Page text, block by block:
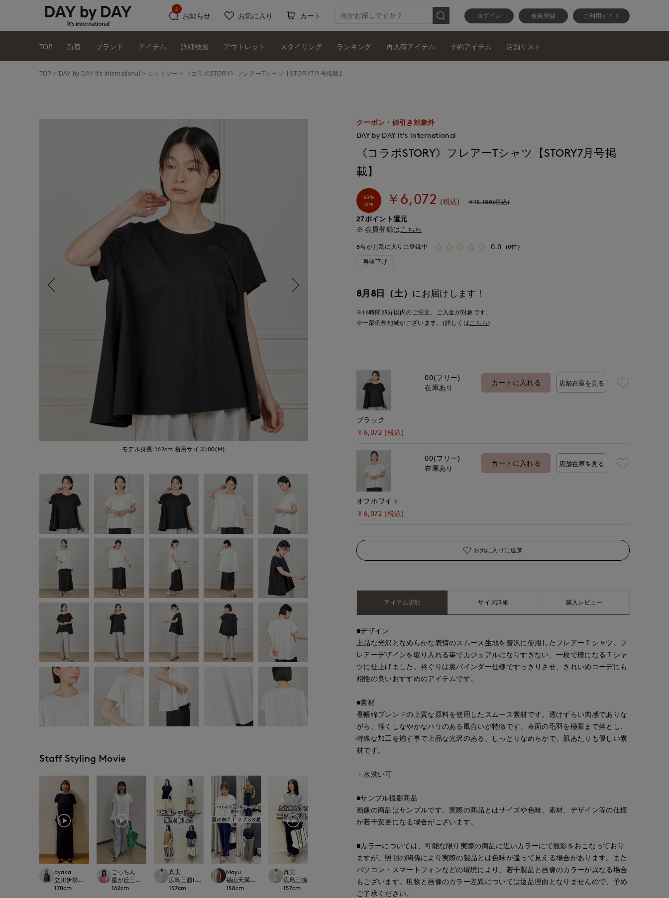
ログイン 会員登録 ご利用ガイド
お知らせ
2
お気に入り カート
TOP 新着 ブランド アイテム 詳細検索 アウトレット スタイリング ランキング 再入荷アイテム 予約アイテム 店舗リスト
TOP DAY by DAY It's international カットソー 《コラボSTORY》フレアーTシャツ【STORY7月号掲載】
モデル身長:162cm 着用サイズ:00(M)
Staff Styling Movie
ayaka
立川伊勢丹I.T.'S.international
170cm
ごっちん
星が丘三越I.T.'S.international
162cm
真実
広島三越I.T.'S.international
157cm
Mayu
福山天満屋店INED/7-IDconcept./Maglie
158cm
真実
広島三越I.T.'S.international
157cm
新潟伊勢丹7-IDconcept.
真実
広島三越I.T.'S.international
chigu
たまプラーザ東急I.T.'S.international
ayaka
立川伊勢丹I.T.'S.international
クーポン・値引き対象外
DAY by DAY It's international
《コラボSTORY》フレアーTシャツ【STORY7月号掲
載】
60%
OFF
￥6,072 (税込) ￥15,180(税込)
27ポイント還元
会員登録はこちら
8名がお気に入りに登録中 0.0
(0件)
再値下げ
8月8日（土） にお届けします！
※16時間23分以内のご注文、ご入金が対象です。
※一部例外地域がございます。(詳しくは こちら )
ブラック
￥6,072 (税込)
00(フリー)
在庫あり
カートに入れる 店舗在庫を見る
オフホワイト
￥6,072 (税込)
00(フリー)
在庫あり
カートに入れる 店舗在庫を見る
お気に入りに追加
アイテム説明 サイズ詳細 購入レビュー
■デザイン
上品な光沢となめらかな表情のスムース生地を贅沢に使用したフレアーＴシャツ。フ
レアーデザインを取り入れる事でカジュアルになりすぎない、一枚で様になるＴシャ
ツに仕上げました。衿ぐりは裏バインダー仕様ですっきりさせ、きれいめコーデにも
相性の良いおすすめのアイテムです。
■素材
長帳綿ブレンドの上質な原料を使用したスムース素材です。透けずらい肉感でありな
がら、軽くしなやかなハリのある風合いが特徴です。表面の毛羽を極限まで落とし、
特殊な加工を施す事で上品な光沢のある、しっとりなめらかで、肌あたりも優しい素
材です。
・水洗い可
■サンプル撮影商品
画像の商品はサンプルです。実際の商品とはサイズや色味、素材、デザイン等の仕様
が若干変更になる場合がございます。
■カラーについては、可能な限り実際の商品に近いカラーにて撮影をおこなっており
ますが、照明の関係により実際の製品とは色味が違って見える場合があります。また
パソコン・スマートフォンなどの環境により、若干製品と画像のカラーが異なる場合
もございます。現物と画像のカラー差異については返品理由となりませんので、予め
ご了承ください。